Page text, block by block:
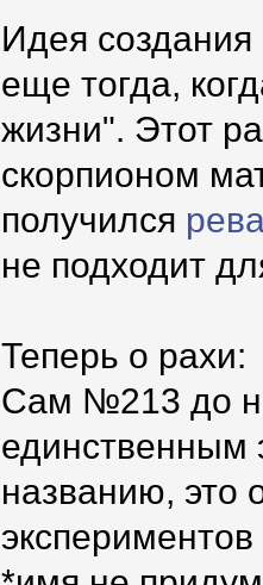
Идея
еще тогда,
жизни". Этот
скорпионом
получился
не подходит
Теперь о рахи:
Сам №213 до
единственным
названию, это